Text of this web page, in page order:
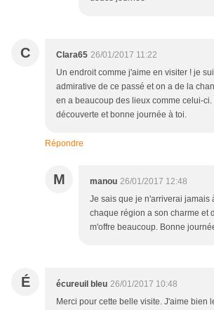
C Clara65 26/01/2017 11:22
Un endroit comme j'aime en visiter ! je
admirative de ce passé et on a de la
en a beaucoup des lieux comme celui-
découverte et bonne journée à toi.
Répondre
M manou 26/01/2017 12:48
Je sais que je n'arriverai jamais
chaque région a son charme et
m'offre beaucoup. Bonne
É écureuil bleu 26/01/2017 10:48
Merci pour cette belle visite. J'aime bien